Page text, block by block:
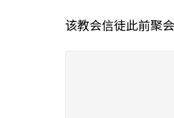
该教会信徒此前聚